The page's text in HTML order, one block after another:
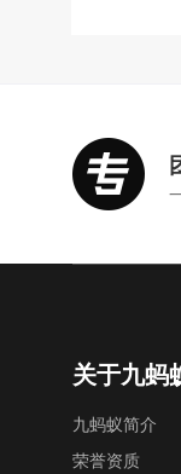
关于九蚂
九蚂蚁简介
荣誉资质